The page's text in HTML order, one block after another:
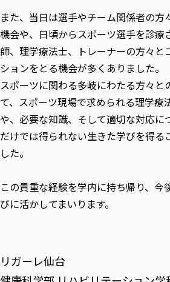
また、当日は選手やチーム関係者の方
機会や、日頃からスポーツ選手を診療
師、理学療法士、トレーナーの方々と
ションをとる機会が多くありました。
スポーツに関わる多岐にわたる方々と
て、スポーツ現場で求められる理学療
や、必要な知識、そして適切な対応に
だけでは得られない生きた学びを得る
した。
この貴重な経験を学内に持ち帰り、今
びに活かしてまいります。
リガーレ仙台